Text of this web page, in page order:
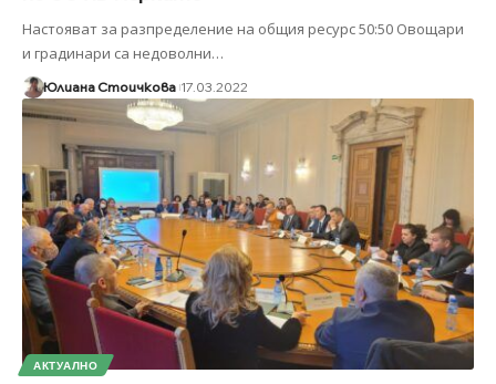
Настояват за разпределение на общия ресурс 50:50 Овощари
и градинари са недоволни…
Юлиана Стоичкова 17.03.2022
АКТУАЛНО